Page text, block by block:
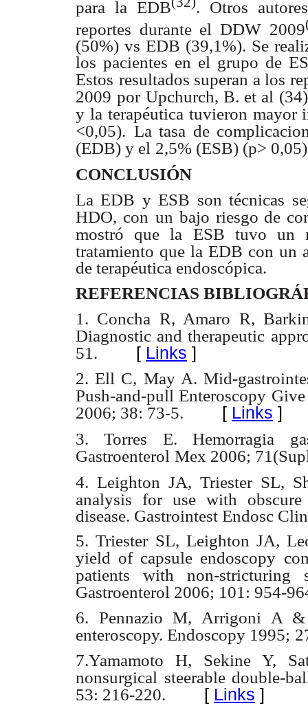
para la EDB
. Otros
reportes durante el DDW 2009
(50%) vs EDB (39,1%). Se
los pacientes en el grupo de
Estos resultados superan a los
2009 por Upchurch, B. et al
y la terapéutica tuvieron mayor
<0,05). La tasa de
(EDB) y el 2,5% (ESB) (p>
CONCLUSIÓN
La EDB y ESB son técnicas
HDO, con un bajo riesgo de
mostró que la
ESB tuvo un
tratamiento que la EDB con un
de terapéutica endoscópica.
REFERENCIAS
1. Concha R, Amaro R,
Diagnostic and therapeutic
51. [ Links ]
2. Ell C, May A. Mid-
Push-and-pull Enteroscopy
2006; 38: 73-5. [ Links ]
3. Torres E. Hemorragia
Gastroenterol Mex 2006;
4. Leighton JA, Triester SL,
analysis for use with obscure
disease. Gastrointest Endosc
5. Triester SL, Leighton JA,
yield of capsule endoscopy
patients with non-stricturing
Gastroenterol 2006; 101: 954-
6. Pennazio M, Arrigoni A
enteroscopy. Endoscopy 1995;
7.Yamamoto H, Sekine Y,
nonsurgical steerable double-
53: 216-220. [ Links ]